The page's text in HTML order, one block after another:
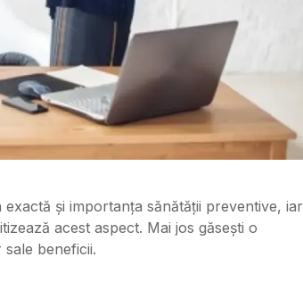
și importanța sănătății preventive, iar
acest aspect. Mai jos găsești o
beneficii.